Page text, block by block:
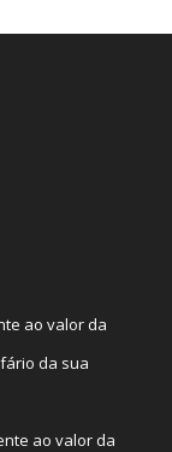
ao valor da
da sua
ao valor da